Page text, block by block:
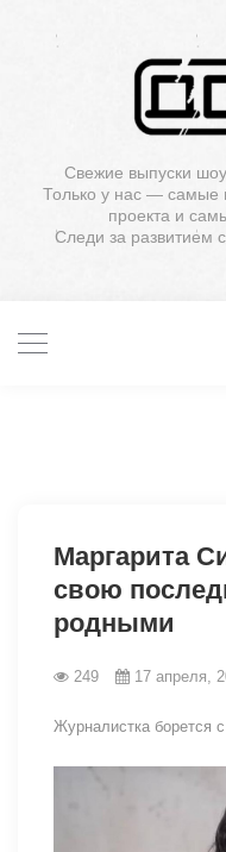
Свежие выпуски
Только у нас — самые
проекта и
Следи за развитием
Маргарита
свою
родными
249 17 апреля,
Журналистка борется